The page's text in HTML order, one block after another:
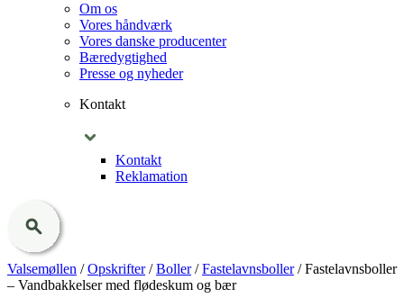
Om os
Vores håndværk
Vores danske producenter
Bæredygtighed
Presse og nyheder
Kontakt
Kontakt
Reklamation
Valsemøllen /Opskrifter/Boller/Fastelavnsboller/Fastelavnsboller
– Vandbakkelser med flødeskum og bær